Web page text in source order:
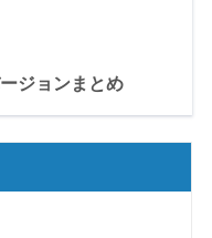
ジョンまとめ